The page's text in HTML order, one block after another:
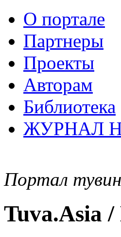
О портале
Партнеры
Проекты
Авторам
Библиотека
ЖУРНАЛ
Портал
Tuva.Asia